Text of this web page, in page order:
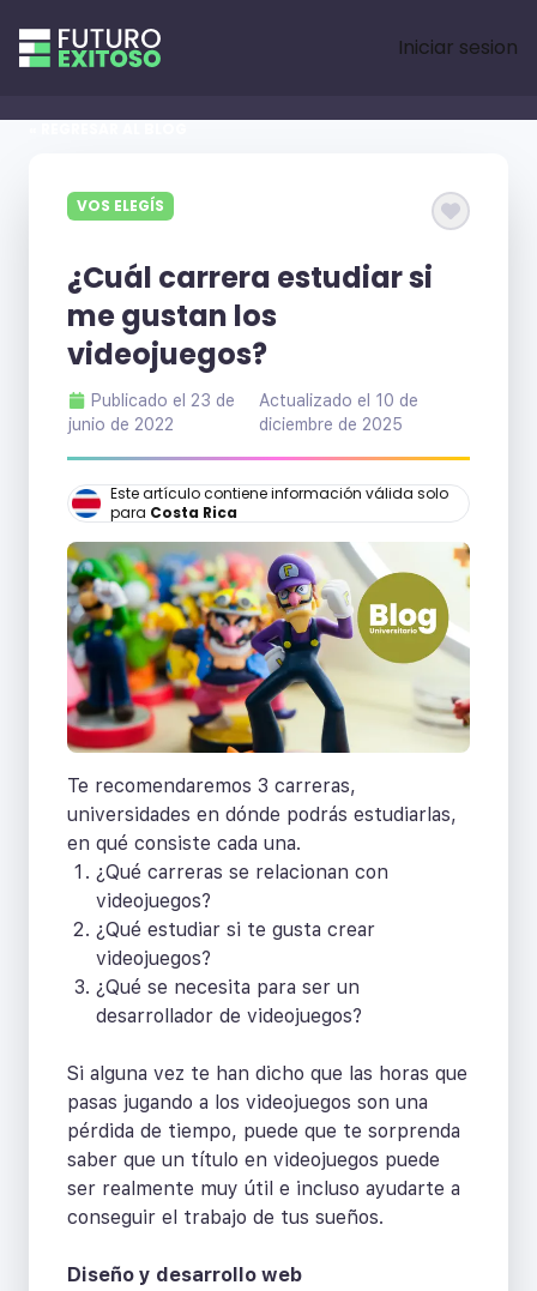
Iniciar sesion
VOS ELEGÍS
¿Cuál carrera estudiar si
me gustan los
videojuegos?
Publicado el 23 de
junio de 2022
Actualizado el 10 de
diciembre de 2025
Este artículo contiene información válida solo
para Costa Rica
Te recomendaremos 3 carreras,
universidades en dónde podrás estudiarlas,
en qué consiste cada una.
¿Qué carreras se relacionan con
videojuegos?
¿Qué estudiar si te gusta crear
videojuegos?
¿Qué se necesita para ser un
desarrollador de videojuegos?
Si alguna vez te han dicho que las horas que
pasas jugando a los videojuegos son una
pérdida de tiempo, puede que te sorprenda
saber que un título en videojuegos puede
ser realmente muy útil e incluso ayudarte a
conseguir el trabajo de tus sueños.
Diseño y desarrollo web